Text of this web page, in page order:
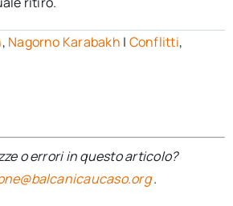
, Nagorno Karabakh | Conflitti,
o errori in questo articolo?
.